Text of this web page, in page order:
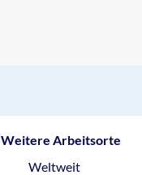
Weitere Arbeitsorte
Weltweit